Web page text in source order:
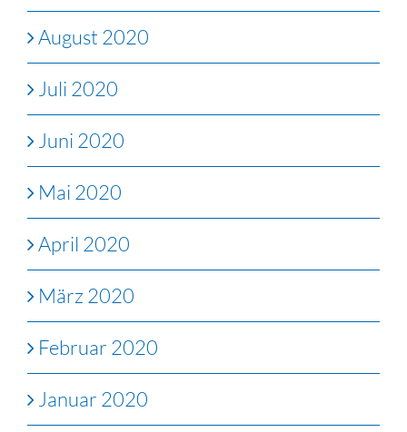
August 2020
Juli 2020
Juni 2020
Mai 2020
April 2020
März 2020
Februar 2020
Januar 2020